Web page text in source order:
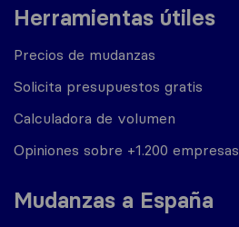
Herramientas útiles
Precios de mudanzas
Solicita presupuestos gratis
Calculadora de volumen
Opiniones sobre +1.200 empresas
Mudanzas a España